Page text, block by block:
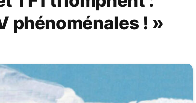
phénoménales ! »